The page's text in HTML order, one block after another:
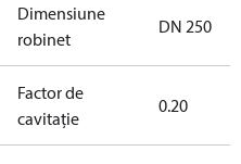
Dimensiune
robinet
DN 250
Factor de
cavitație
0.20